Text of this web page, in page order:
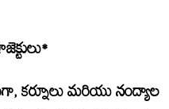
కర్నూలు మరియు నంద్యాల